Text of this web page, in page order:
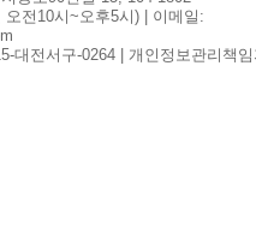
오전10시~오후5시) | 이메일:
대전서구-0264 | 개인정보관리책